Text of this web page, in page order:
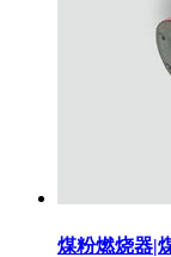
煤粉燃烧器|